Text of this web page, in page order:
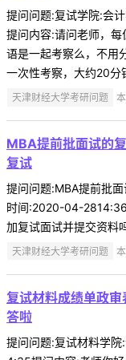
提问问题:复试学院:会
提问内容:请问老师，
语是一起考察么，不用
一次性考察，大约20分
天津财经大学考研问题
MBA提前批面试的
复试
提问问题:MBA提前批
时间:2020-04-
加复试面试并提交资料
天津财经大学考研问题
复试材料成绩单政
答啦
提问问题:复试材料学